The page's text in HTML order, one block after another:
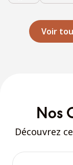
Voir
Nos
Découvrez